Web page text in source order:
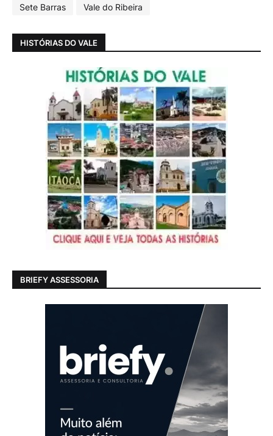
Sete Barras
Vale do Ribeira
HISTÓRIAS DO VALE
BRIEFY ASSESSORIA